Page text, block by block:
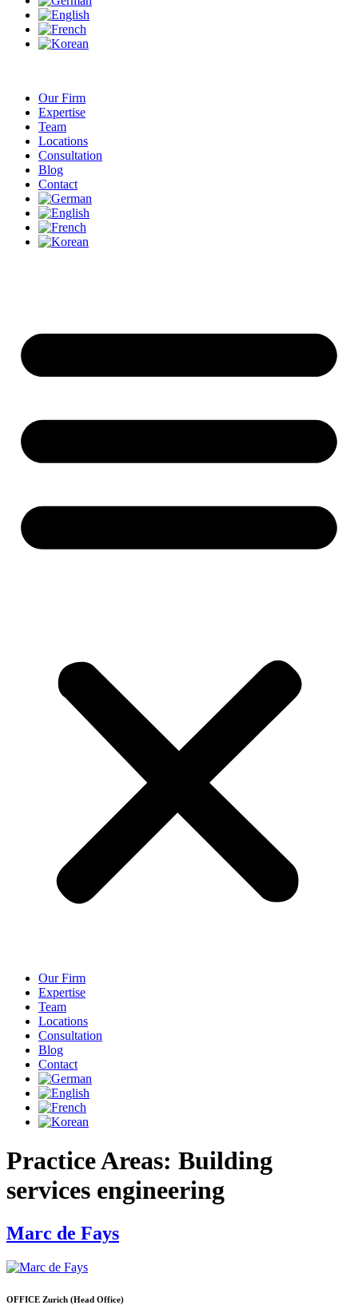
Our Firm
Expertise
Team
Locations
Consultation
Blog
Contact
Our Firm
Expertise
Team
Locations
Consultation
Blog
Contact
Practice Areas: Building
services engineering
Marc de Fays
OFFICE Zurich (Head Office)